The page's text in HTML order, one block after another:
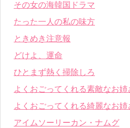
その女の海韓国ドラマ
たった一人の私の味方
ときめき注意報
どけよ、運命
ひとまず熱く掃除しろ
よくおごってくれる素敵なお姉
よくおごってくれる綺麗なお姉
アイムソーリーカン・ナムグ